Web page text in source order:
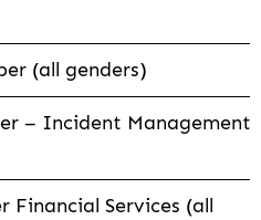
(all genders)
– Incident Management
Financial Services (all